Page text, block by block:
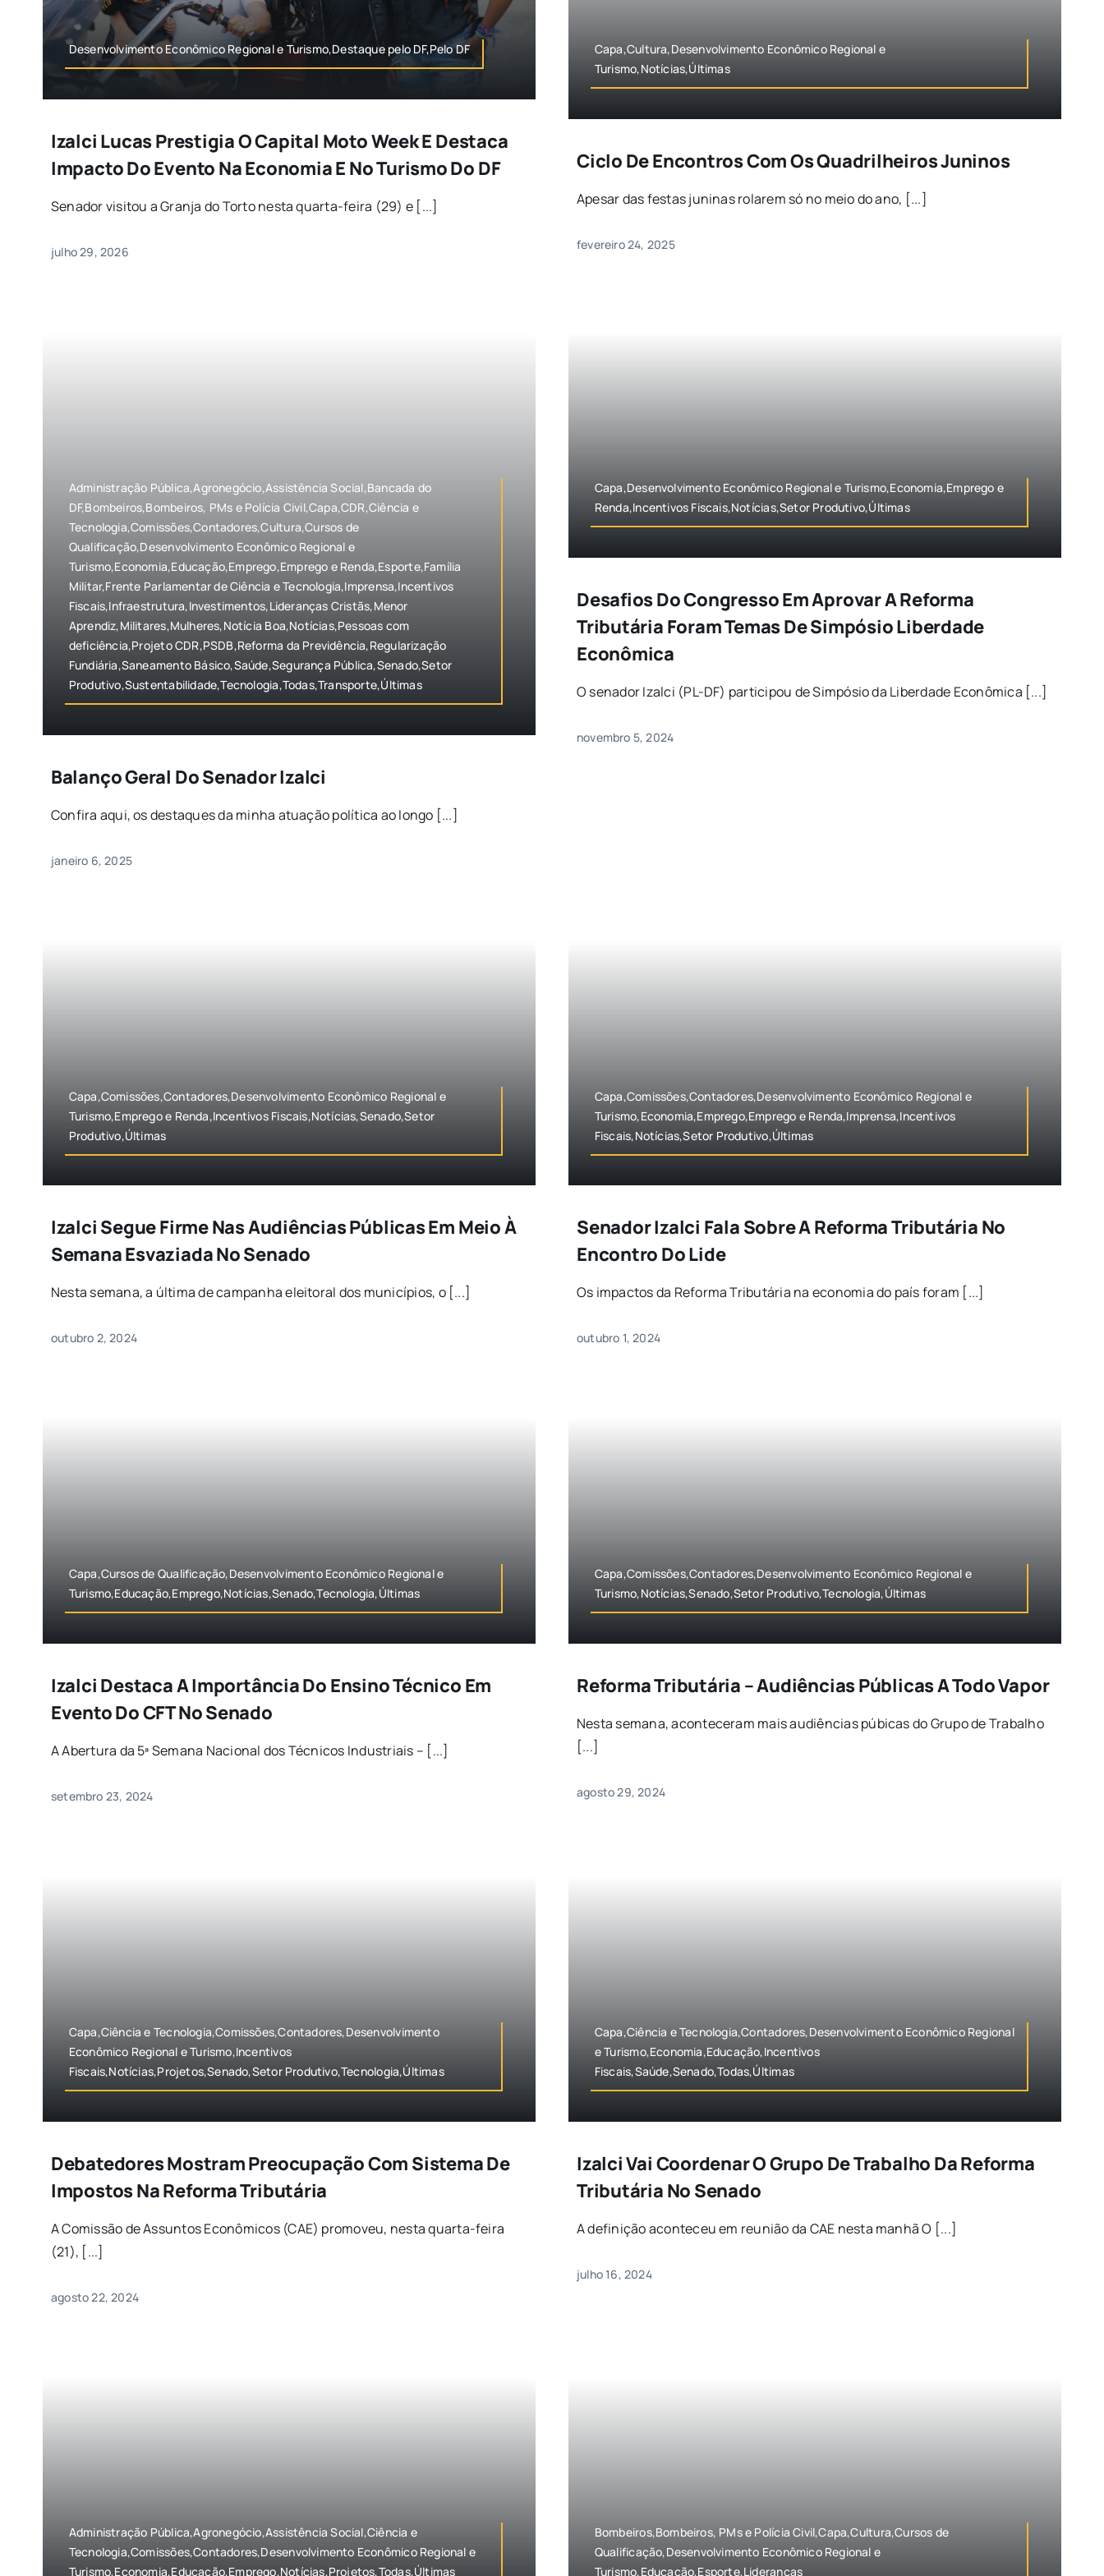
Desenvolvimento Econômico Regional e Turismo,Destaque pelo DF,Pelo DF
Izalci Lucas Prestigia O Capital Moto Week E Destaca
Impacto Do Evento Na Economia E No Turismo Do DF
Senador visitou a Granja do Torto nesta quarta-feira (29) e [...]
julho 29, 2026
Capa,Cultura,Desenvolvimento Econômico Regional e
Turismo,Notícias,Últimas
Ciclo De Encontros Com Os Quadrilheiros Juninos
Apesar das festas juninas rolarem só no meio do ano, [...]
fevereiro 24, 2025
Administração Pública,Agronegócio,Assistência Social,Bancada do
DF,Bombeiros,Bombeiros, PMs e Polícia Civil,Capa,CDR,Ciência e
Tecnologia,Comissões,Contadores,Cultura,Cursos de
Qualificação,Desenvolvimento Econômico Regional e
Turismo,Economia,Educação,Emprego,Emprego e Renda,Esporte,Família
Militar,Frente Parlamentar de Ciência e Tecnologia,Imprensa,Incentivos
Fiscais,Infraestrutura,Investimentos,Lideranças Cristãs,Menor
Aprendiz,Militares,Mulheres,Notícia Boa,Notícias,Pessoas com
deficiência,Projeto CDR,PSDB,Reforma da Previdência,Regularização
Fundiária,Saneamento Básico,Saúde,Segurança Pública,Senado,Setor
Produtivo,Sustentabilidade,Tecnologia,Todas,Transporte,Últimas
Balanço Geral Do Senador Izalci
Confira aqui, os destaques da minha atuação política ao longo [...]
janeiro 6, 2025
Capa,Desenvolvimento Econômico Regional e Turismo,Economia,Emprego e
Renda,Incentivos Fiscais,Notícias,Setor Produtivo,Últimas
Desafios Do Congresso Em Aprovar A Reforma
Tributária Foram Temas De Simpósio Liberdade
Econômica
O senador Izalci (PL-DF) participou de Simpósio da Liberdade Econômica [...]
novembro 5, 2024
Capa,Comissões,Contadores,Desenvolvimento Econômico Regional e
Turismo,Emprego e Renda,Incentivos Fiscais,Notícias,Senado,Setor
Produtivo,Últimas
Izalci Segue Firme Nas Audiências Públicas Em Meio À
Semana Esvaziada No Senado
Nesta semana, a última de campanha eleitoral dos municípios, o [...]
outubro 2, 2024
Capa,Comissões,Contadores,Desenvolvimento Econômico Regional e
Turismo,Economia,Emprego,Emprego e Renda,Imprensa,Incentivos
Fiscais,Notícias,Setor Produtivo,Últimas
Senador Izalci Fala Sobre A Reforma Tributária No
Encontro Do Lide
Os impactos da Reforma Tributária na economia do país foram [...]
outubro 1, 2024
Capa,Cursos de Qualificação,Desenvolvimento Econômico Regional e
Turismo,Educação,Emprego,Notícias,Senado,Tecnologia,Últimas
Izalci Destaca A Importância Do Ensino Técnico Em
Evento Do CFT No Senado
A Abertura da 5ª Semana Nacional dos Técnicos Industriais – [...]
setembro 23, 2024
Capa,Comissões,Contadores,Desenvolvimento Econômico Regional e
Turismo,Notícias,Senado,Setor Produtivo,Tecnologia,Últimas
Reforma Tributária – Audiências Públicas A Todo Vapor
Nesta semana, aconteceram mais audiências púbicas do Grupo de Trabalho
[...]
agosto 29, 2024
Capa,Ciência e Tecnologia,Comissões,Contadores,Desenvolvimento
Econômico Regional e Turismo,Incentivos
Fiscais,Notícias,Projetos,Senado,Setor Produtivo,Tecnologia,Últimas
Debatedores Mostram Preocupação Com Sistema De
Impostos Na Reforma Tributária
A Comissão de Assuntos Econômicos (CAE) promoveu, nesta quarta-feira
(21), [...]
agosto 22, 2024
Capa,Ciência e Tecnologia,Contadores,Desenvolvimento Econômico Regional
e Turismo,Economia,Educação,Incentivos
Fiscais,Saúde,Senado,Todas,Últimas
Izalci Vai Coordenar O Grupo De Trabalho Da Reforma
Tributária No Senado
A definição aconteceu em reunião da CAE nesta manhã O [...]
julho 16, 2024
Administração Pública,Agronegócio,Assistência Social,Ciência e
Tecnologia,Comissões,Contadores,Desenvolvimento Econômico Regional e
Turismo,Economia,Educação,Emprego,Notícias,Projetos,Todas,Últimas
Bombeiros,Bombeiros, PMs e Polícia Civil,Capa,Cultura,Cursos de
Qualificação,Desenvolvimento Econômico Regional e
Turismo,Educação,Esporte,Lideranças